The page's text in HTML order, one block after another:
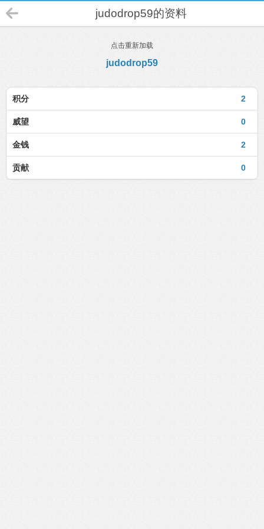
judodrop59的资料
点击重新加载
judodrop59
2
积分
0
威望
2
金钱
0
贡献